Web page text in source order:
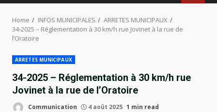
Home INFOS MUNICIPALES
ARRETES MUNICIPAUX
34-2025 – Réglementation à 30 km/h rue Jovinet à la rue de
l’Oratoire
ARRETES MUNICIPAUX
34-2025 – Réglementation à 30 km/h rue
Jovinet à la rue de l’Oratoire
Communication 4 août 2025 1 min read